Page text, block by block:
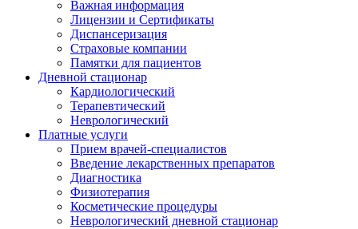
Важная информация
Лицензии и Сертификаты
Диспансеризация
Страховые компании
Памятки для пациентов
Дневной стационар
Кардиологический
Терапевтический
Неврологический
Платные услуги
Прием врачей-специалистов
Введение лекарственных препаратов
Диагностика
Физиотерапия
Косметические процедуры
Неврологический дневной стационар